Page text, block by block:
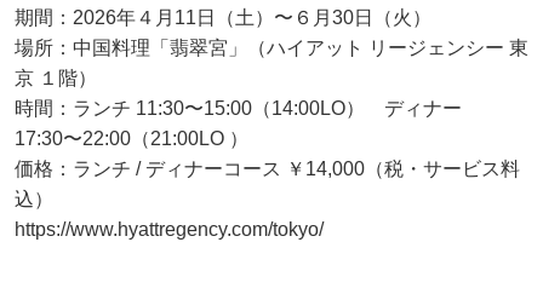
期間：2026年４月11日（土）〜６月30日（火）
場所：中国料理「翡翠宮」（ハイアット リージェンシー 東
京 １階）
時間：ランチ 11:30〜15:00（14:00LO） ディナー
17:30〜22:00（21:00LO ）
価格：ランチ / ディナーコース ￥14,000（税・サービス料
込）
https://www.hyattregency.com/tokyo/